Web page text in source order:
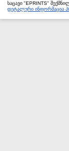
საცავი "EPRINTS"
დეტალური ინფორმაცია